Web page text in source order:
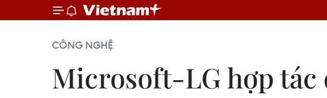
CÔNG NGHỆ
Microsoft-LG hợp tác